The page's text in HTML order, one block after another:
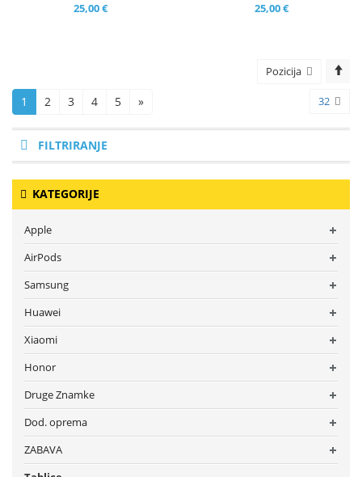
25,00 €
25,00 €
Pozicija
32
1 2 3 4 5 »
FILTRIRANJE
KATEGORIJE
Apple
AirPods
Samsung
Huawei
Xiaomi
Honor
Druge Znamke
Dod. oprema
ZABAVA